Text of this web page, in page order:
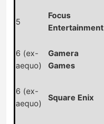
5
Focus
Entertainment
6 (ex-
aequo)
Gamera
Games
6 (ex-
aequo)
Square Enix